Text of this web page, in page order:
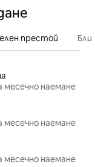
престой
месечно наемане
месечно наемане
месечно наемане